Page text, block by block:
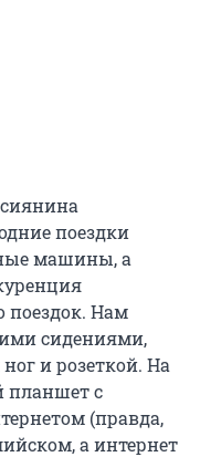
поездки
машины, а
поездок. Нам
сидениями,
и розеткой. На
планшет с
(правда,
а интернет